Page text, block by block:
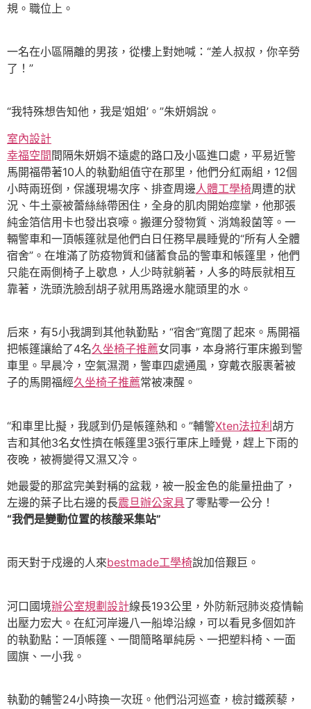
規。職位上。
一名在小區隔離的男孩，從樓上對她喊：“差人叔叔，你辛勞
了！”
“我特殊想告知他，我是‘姐姐’。”朱妍娟說。
室內設計
幸福空間間隔朱妍娟不遠處的路口及小區進口處，平易近警
馬開福帶著10人的執勤組值守在那里，他們分紅兩組，12個
小時兩班倒，保護現場次序、排查周邊人體工學椅周遭的狀
況、牛土豪被蕾絲絲帶困住，全身的肌肉開始痙攣，他那張
純金箔信用卡也發出哀嚎。搬運分發物質、消鴆殺菌等。一
輛警車和一頂帳篷就是他們白日任務早晨睡覺的“所有人全體
宿舍”。在堆滿了防疫物質和儲蓄食品的警車和帳篷里，他們
只能在兩側椅子上歇息，人少時就躺著，人多的時辰就相互
靠著，洗頭洗臉刮胡子就用馬路邊水龍頭里的水。
后來，有5小我調到其他執勤點，“宿舍”寬闊了起來。馬開福
把帳篷讓給了4名久坐椅子推薦女同事，本身將行軍床搬到警
車里。早晨冷，空氣濕潤，警車四處通風，穿戴衣服裹著被
子的馬開福經久坐椅子推薦常被凍醒。
“和車里比擬，我感到仍是帳篷熱和。”輔警Xten法拉利胡方
吉和其他3名女性擠在帳篷里3張行軍床上睡覺，趕上下雨的
夜晚，被褥變得又濕又冷。
她最愛的那盆完美對稱的盆栽，被一股金色的能量扭曲了，
左邊的葉子比右邊的長震旦辦公家具了零點零一公分！
“我們是變動位置的核酸采集站”
雨天對于戍邊的人來bestmade工學椅說加倍艱巨。
河口國境辦公室規劃設計線長193公里，外防新冠肺炎疫情輸
出壓力宏大。在紅河岸邊八一船埠沿線，可以看見多個如許
的執勤點：一頂帳篷、一間簡略單純房、一把塑料椅、一面
國旗、一小我。
執勤的輔警24小時換一次班。他們沿河巡查，檢討鐵蒺藜，